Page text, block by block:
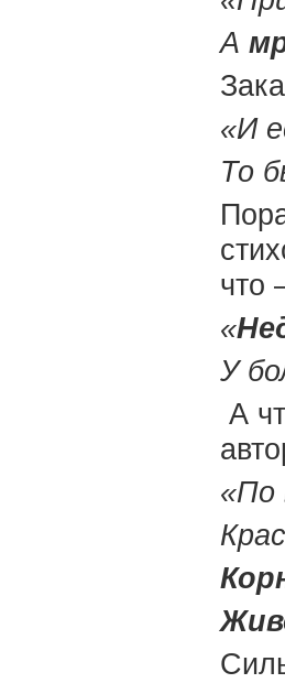
А
«И
То
что
«
У
А
«По